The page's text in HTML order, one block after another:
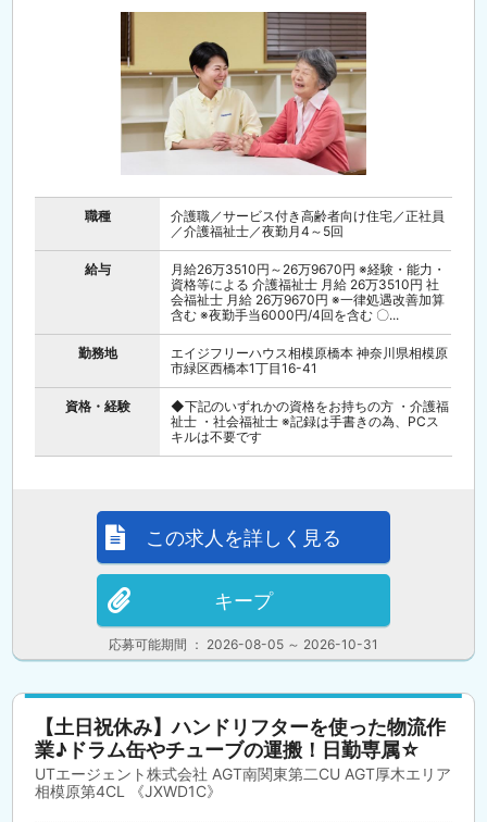
職種
介護職／サービス付き高齢者向け住宅／正社員
／介護福祉士／夜勤月4～5回
給与
月給26万3510円～26万9670円 ※経験・能力・
資格等による 介護福祉士 月給 26万3510円 社
会福祉士 月給 26万9670円 ※一律処遇改善加算
含む ※夜勤手当6000円/4回を含む 〇...
勤務地
エイジフリーハウス相模原橋本 神奈川県相模原
市緑区西橋本1丁目16-41
資格・経験
◆下記のいずれかの資格をお持ちの方 ・介護福
祉士 ・社会福祉士 ※記録は手書きの為、PCス
キルは不要です
応募可能期間 ： 2026-08-05 ～ 2026-10-31
この求人を詳しく見る
キープ
【土日祝休み】ハンドリフターを使った物流作
業♪ドラム缶やチューブの運搬！日勤専属☆
UTエージェント株式会社 AGT南関東第二CU AGT厚木エリア
相模原第4CL 《JXWD1C》